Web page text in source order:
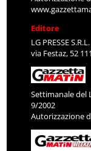
Editore
LG PRESSE S.R.L.
via Festaz, 52
Settimanale del
9/2002
Autorizzazione